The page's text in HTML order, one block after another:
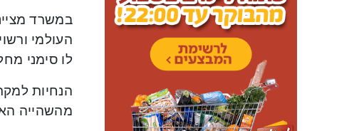
במשרד
העולמי
לו סימני
מהשהייה